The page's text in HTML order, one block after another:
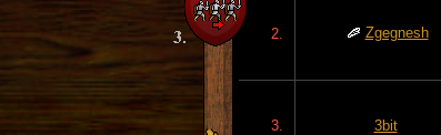
2. Zgegnesh
3. 3bit